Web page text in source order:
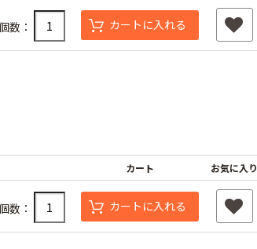
数： カートに入れる
カート お気に入り
数： カートに入れる